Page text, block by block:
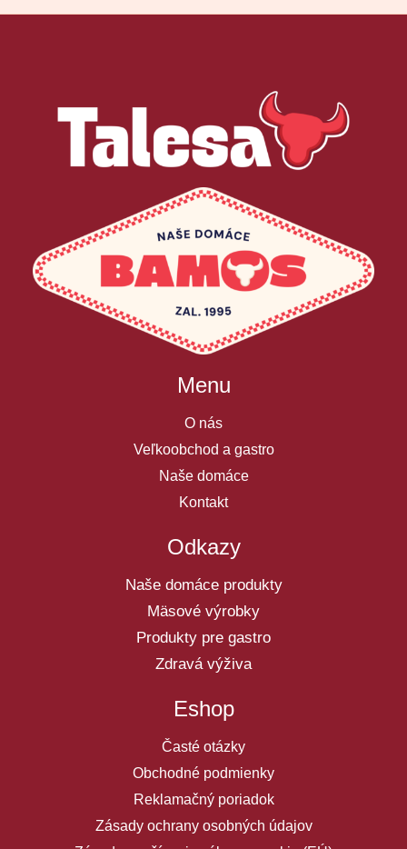
Menu
O nás
Veľkoobchod a gastro
Naše domáce
Kontakt
Odkazy
Naše domáce produkty
Mäsové výrobky
Produkty pre gastro
Zdravá výživa
Eshop
Časté otázky
Obchodné podmienky
Reklamačný poriadok
Zásady ochrany osobných údajov